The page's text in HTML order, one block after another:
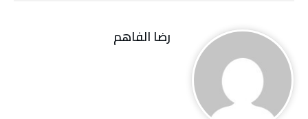
رضا الفاهم